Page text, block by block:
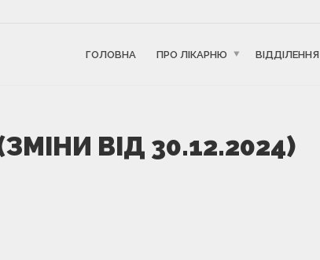
ГОЛОВНА ПРО ЛІКАРНЮ ВІДДІЛЕННЯ
ВІД 30.12.2024)